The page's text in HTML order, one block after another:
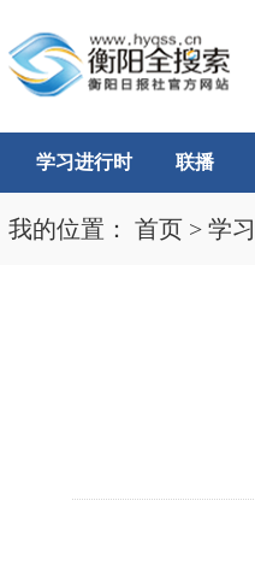
学习进行时 联播
我的位置： 首页 > 学